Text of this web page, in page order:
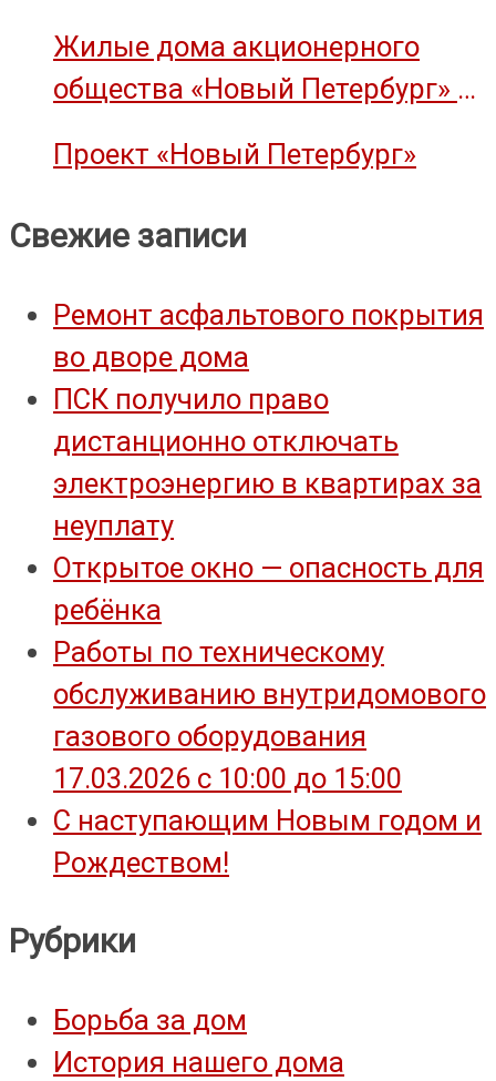
Жилые дома акционерного
общества «Новый Петербург» —
Проект «Новый Петербург»
Свежие записи
Ремонт асфальтового покрытия
во дворе дома
ПСК получило право
дистанционно отключать
электроэнергию в квартирах за
неуплату
Открытое окно — опасность для
ребёнка
Работы по техническому
обслуживанию внутридомового
газового оборудования
17.03.2026 с 10:00 до 15:00
С наступающим Новым годом и
Рождеством!
Рубрики
Борьба за дом
История нашего дома